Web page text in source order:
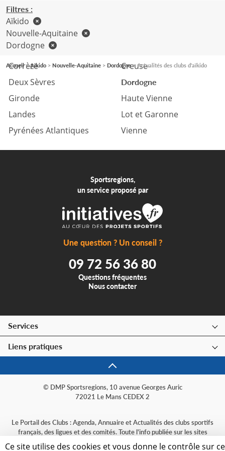
Ce site utilise des cookies et vous donne le contrôle sur
Charente
Corrèze
Creuse
Deux Sèvres
Dordogne
Gironde
Haute Vienne
Landes
Lot et Garonne
Pyrénées Atlantiques
Vienne
Filtres :
Aïkido
Nouvelle-Aquitaine
Dordogne
Accueil Aïkido Nouvelle-Aquitaine Dordogne Actualités des clubs d'aïkido
Sportsregions,
un service proposé par
Une question ? Un conseil ?
09 72 56 36 80
Questions fréquentes
Nous contacter
Services
Liens pratiques
© DMP Sportsregions, 10 avenue Georges Auric
72021 Le Mans CEDEX 2
Le Portail des Clubs : Agenda, Annuaire et Actualités des clubs sportifs
français, des ligues et des comités. Toute l'info publiée sur les sites
sportsregions, organisée par sport et par région.